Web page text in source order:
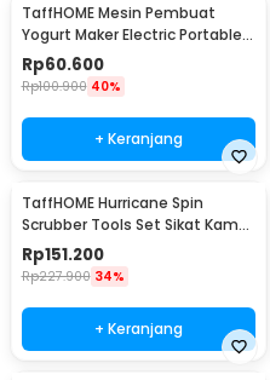
TaffHOME Mesin Pembuat
Yogurt Maker Electric Portable
15W 1L - PA-10C
Rp60.600
Rp100.900 40%
+ Keranjang
TaffHOME Hurricane Spin
Scrubber Tools Set Sikat Kamar
Mandi Elektrik - WQ8111
Rp151.200
Rp227.900 34%
+ Keranjang